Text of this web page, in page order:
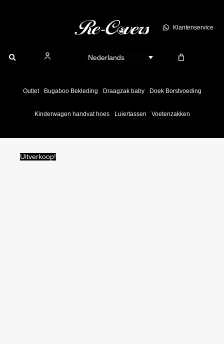
Klantenservice
Nederlands
Outlet Bugaboo Bekleding Draagzak baby Doek Borstvoeding
Kinderwagen handvat hoes Luiertassen Voetenzakken
Uitverkoop!